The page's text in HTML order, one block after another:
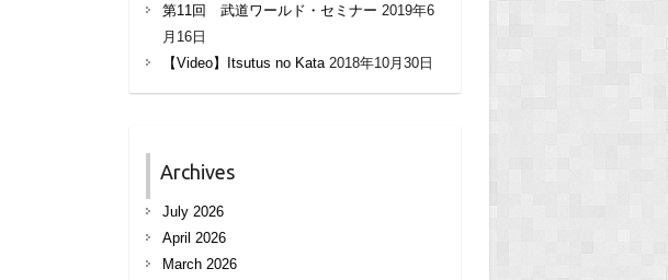
第11回 武道ワールド・セミナー 2019年6
月16日
【Video】Itsutus no Kata 2018年10月30日
Archives
July 2026
April 2026
March 2026